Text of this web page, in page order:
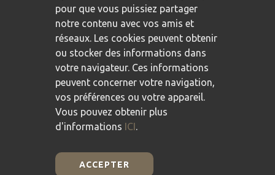
pour que vous puissiez partager
notre contenu avec vos amis et
réseaux. Les cookies peuvent obtenir
ou stocker des informations dans
votre navigateur. Ces informations
peuvent concerner votre navigation,
vos préférences ou votre appareil.
Vous pouvez obtenir plus
d'informations ICI.
ACCEPTER